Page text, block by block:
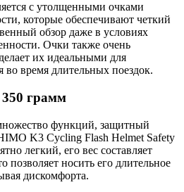
с утолщенными очками
которые обеспечивают четкий
обзор даже в условиях
Очки также очень
их идеальными для
во время длительных поездок.
350 грамм
функций, защитный
K3 Cycling Flash Helmet Safety
легкий, его вес составляет
позволяет носить его длительное
дискомфорта.